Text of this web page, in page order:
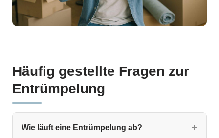
Häufig gestellte Fragen zur
Entrümpelung
Wie läuft eine Entrümpelung ab?